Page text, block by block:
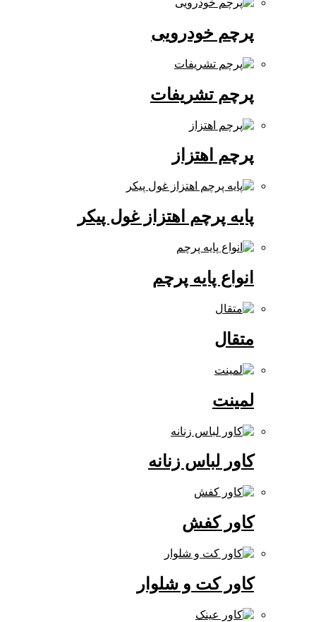
پرچم خودرویی
پرچم تشریفات
پرچم اهتزاز
پایه پرچم اهتزاز غول پیکر
انواع پایه پرچم
کاور لباس زنانه
کاور کفش
کاور کت و شلوار